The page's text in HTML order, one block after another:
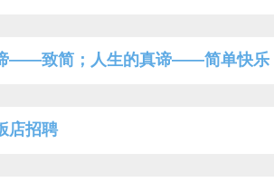
——致简；人生的真谛——简单快乐
店招聘